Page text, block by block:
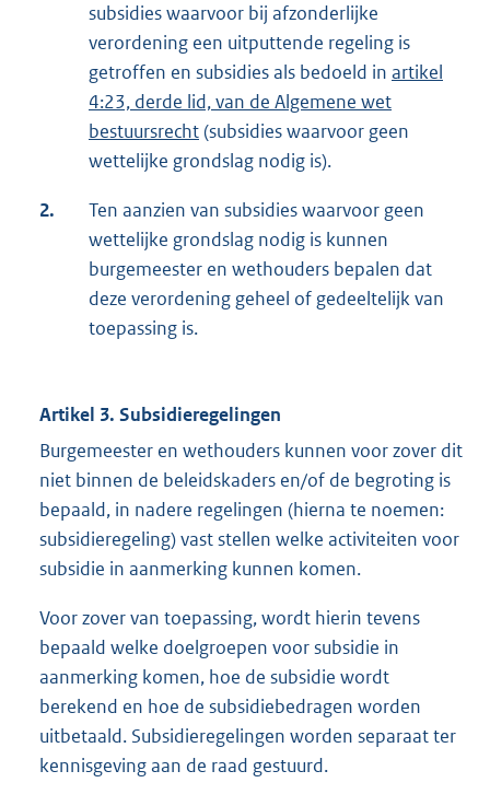
subsidies waarvoor bij afzonderlijke
verordening een uitputtende regeling is
getroffen en subsidies als bedoeld in artikel
4:23, derde lid, van de Algemene wet
bestuursrecht(subsidies waarvoor geen
wettelijke grondslag nodig is).
2.
Ten aanzien van subsidies waarvoor geen
wettelijke grondslag nodig is kunnen
burgemeester en wethouders bepalen dat
deze verordening geheel of gedeeltelijk van
toepassing is.
Artikel 3. Subsidieregelingen
Burgemeester en wethouders kunnen voor zover dit
niet binnen de beleidskaders en/of de begroting is
bepaald, in nadere regelingen (hierna te noemen:
subsidieregeling) vast stellen welke activiteiten voor
subsidie in aanmerking kunnen komen.
Voor zover van toepassing, wordt hierin tevens
bepaald welke doelgroepen voor subsidie in
aanmerking komen, hoe de subsidie wordt
berekend en hoe de subsidiebedragen worden
uitbetaald. Subsidieregelingen worden separaat ter
kennisgeving aan de raad gestuurd.